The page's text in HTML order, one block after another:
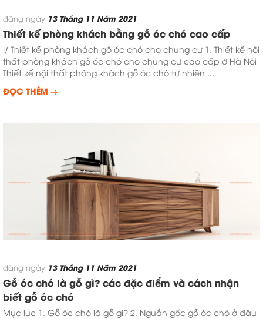
đăng ngày 13 Tháng 11 Năm 2021
Thiết kế phòng khách bằng gỗ óc chó cao cấp
I/ Thiết kế phòng khách gỗ óc chó cho chung cư 1. Thiết kế nội
thất phòng khách gỗ óc chó cho chung cư cao cấp ở Hà Nội
Thiết kế nội thất phòng khách gỗ óc chó tự nhiên ...
ĐỌC THÊM
đăng ngày 13 Tháng 11 Năm 2021
Gỗ óc chó là gỗ gì? các đặc điểm và cách nhận
biết gỗ óc chó
Mục lục 1. Gỗ óc chó là gỗ gì? 2. Nguần gốc gỗ óc chó ở đâu